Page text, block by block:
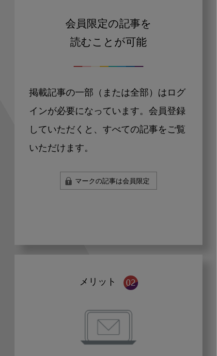
会員限定の記事を
読むことが可能
掲載記事の一部（または全部）はログ
インが必要になっています。会員登録
していただくと、すべての記事をご覧
いただけます。
マークの記事は会員限定
メリット